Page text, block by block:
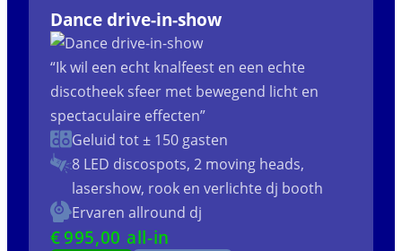
Dance drive-in-show
“Ik wil een echt knalfeest en een echte
discotheek sfeer met bewegend licht en
spectaculaire effecten”
Geluid tot ± 150 gasten
8 LED discospots, 2 moving heads,
lasershow, rook en verlichte dj booth
Ervaren allround dj
€995,00 all-in